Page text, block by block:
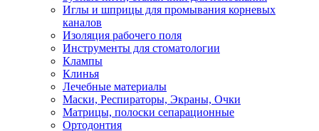
Иглы и шприцы для промывания корневых
каналов
Изоляция рабочего поля
Инструменты для стоматологии
Клампы
Клинья
Лечебные материалы
Маски, Респираторы, Экраны, Очки
Матрицы, полоски сепарационные
Ортодонтия